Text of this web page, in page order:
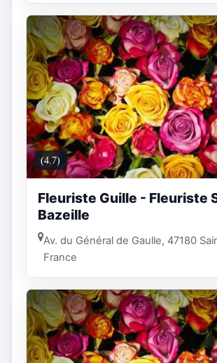
(4.7)
Fleuriste Guille - Fleuriste
Bazeille
Av. du Général de Gaulle, 47180
France